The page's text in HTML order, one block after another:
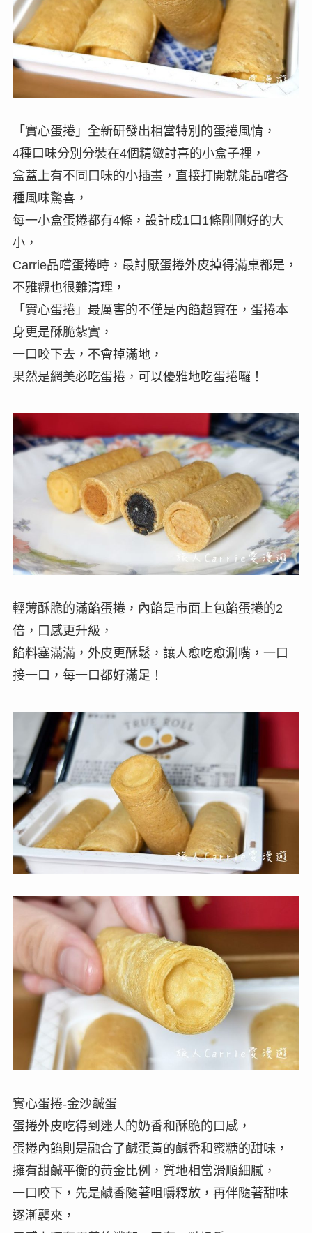
「實心蛋捲」全新研發出相當特別的蛋捲風情，
4種口味分別分裝在4個精緻討喜的小盒子裡，
盒蓋上有不同口味的小插畫，直接打開就能品嚐各
種風味驚喜，
每一小盒蛋捲都有4條，設計成1口1條剛剛好的大
小，
Carrie品嚐蛋捲時，最討厭蛋捲外皮掉得滿桌都是，
不雅觀也很難清理，
「實心蛋捲」最厲害的不僅是內餡超實在，蛋捲本
身更是酥脆紮實，
一口咬下去，不會掉滿地，
果然是網美必吃蛋捲，可以優雅地吃蛋捲囉！
輕薄酥脆的滿餡蛋捲，內餡是市面上包餡蛋捲的2
倍，口感更升級，
餡料塞滿滿，外皮更酥鬆，讓人愈吃愈涮嘴，一口
接一口，每一口都好滿足！
實心蛋捲-金沙鹹蛋
蛋捲外皮吃得到迷人的奶香和酥脆的口感，
蛋捲內餡則是融合了鹹蛋黃的鹹香和蜜糖的甜味，
擁有甜鹹平衡的黃金比例，質地相當滑順細膩，
一口咬下，先是鹹香隨著咀嚼釋放，再伴隨著甜味
逐漸襲來，